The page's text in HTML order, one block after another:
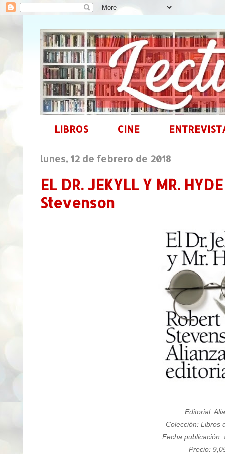
LIBROS CINE
lunes, 12 de febrero de 2018
EL DR. JEKYLL Y MR.
Stevenson
Editorial:
Colección: Libros
Fecha publicación:
Precio: